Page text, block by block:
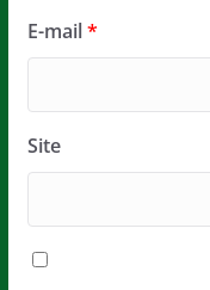
E-mail*
Site